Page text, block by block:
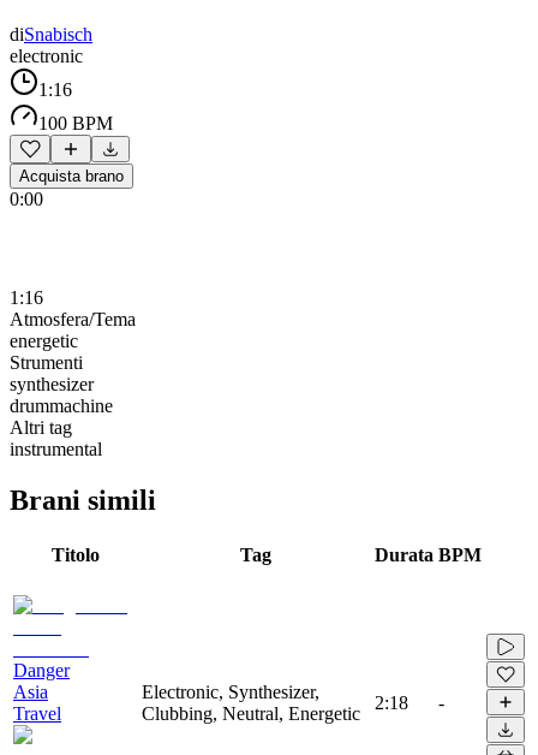
diSnabisch
electronic
1:16
100 BPM
Acquista brano
0:00
1:16
Atmosfera/Tema
energetic
Strumenti
synthesizer
drummachine
Altri tag
instrumental
Brani simili
Titolo Tag Durata BPM
Danger
Asia
Travel
Electronic, Synthesizer,
Clubbing, Neutral, Energetic
2:18 -